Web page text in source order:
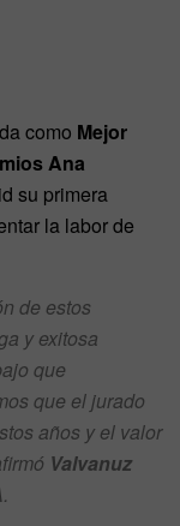
como Mejor
Ana
su primera
la labor de
de estos
y exitosa
que
que el jurado
años y el valor
Valvanuz